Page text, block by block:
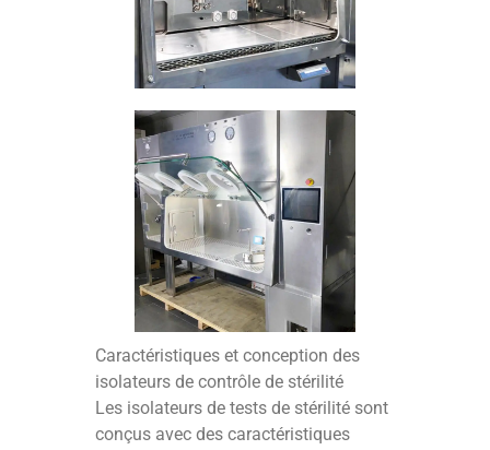
Caractéristiques et conception des
isolateurs de contrôle de stérilité
Les isolateurs de tests de stérilité sont
conçus avec des caractéristiques